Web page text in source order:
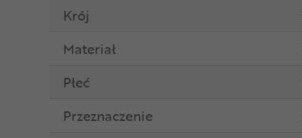
Krój
Materiał
Płeć
Przeznaczenie